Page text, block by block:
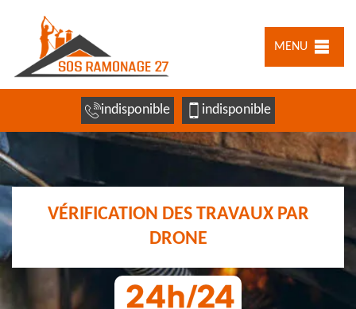
MENU
indisponible indisponible
VÉRIFICATION DES TRAVAUX PAR
DRONE